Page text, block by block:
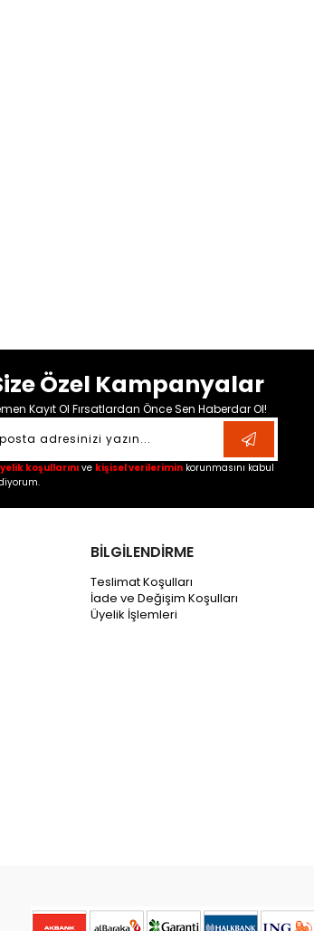
Özel Kampanyalar
Kayıt Ol Fırsatlardan Önce Sen Haberdar Ol!
koşullarını ve kişisel verilerimin korunmasını kabul
BİLGİLENDİRME
Teslimat Koşulları
İade ve Değişim Koşulları
Üyelik İşlemleri